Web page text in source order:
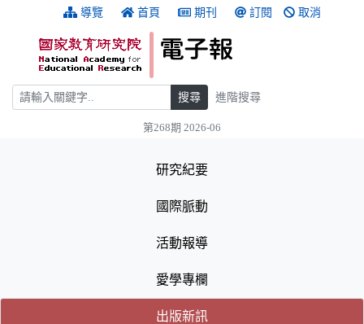
跳到主要內容 導覽 首頁 期刊 訂閱 取消
搜尋 搜尋 進階搜尋
第268期 2026-06
研究紀要
國際脈動
活動報導
愛學專欄
出版新訊